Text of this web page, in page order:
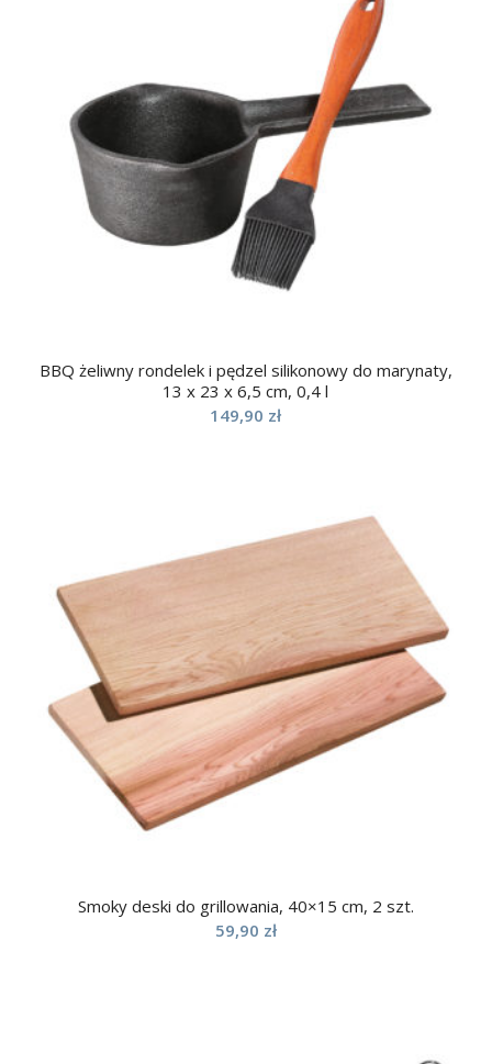
BBQ żeliwny rondelek i pędzel silikonowy do marynaty,
13 x 23 x 6,5 cm, 0,4 l
149,90 zł
Smoky deski do grillowania, 40×15 cm, 2 szt.
59,90 zł